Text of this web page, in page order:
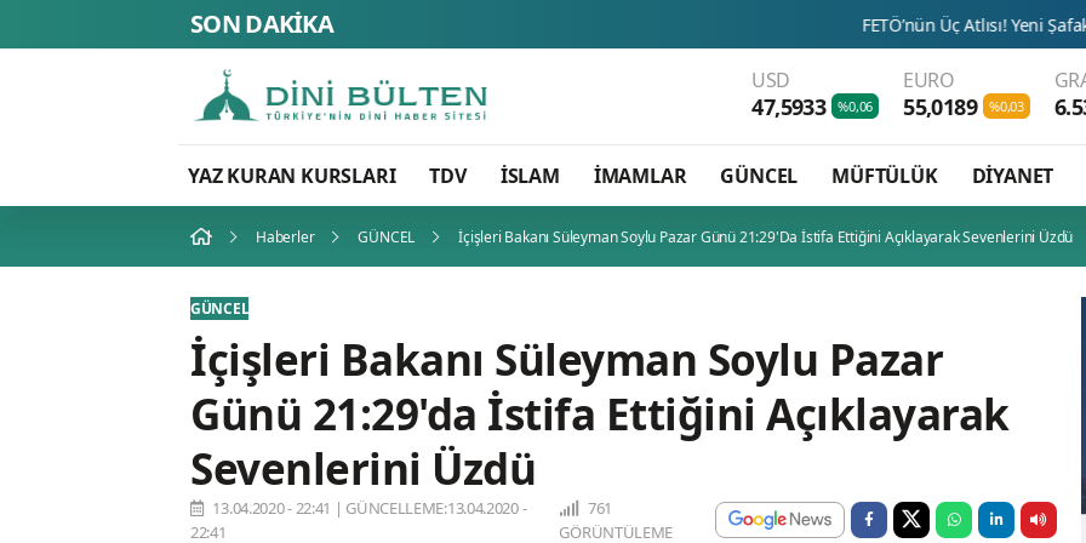
SON DAKİKA FETÖ’nün Üç Atlısı! Yeni Şafak’ın
USD
47,5933 %0,06
EURO
55,0189 %0,03
YAZ KURAN KURSLARI TDV İSLAM İMAMLAR GÜNCEL MÜFTÜLÜK DİYANET
Haberler GÜNCEL İçişleri Bakanı Süleyman Soylu Pazar Günü 21:29'da İstifa Ettiğini Açıklayarak Sevenlerini Üzdü
GÜNCEL
İçişleri Bakanı Süleyman Soylu Pazar
Günü 21:29'da İstifa Ettiğini Açıklayarak
Sevenlerini Üzdü
13.04.2020 - 22:41 | GÜNCELLEME:13.04.2020 -
22:41
761
GÖRÜNTÜLEME